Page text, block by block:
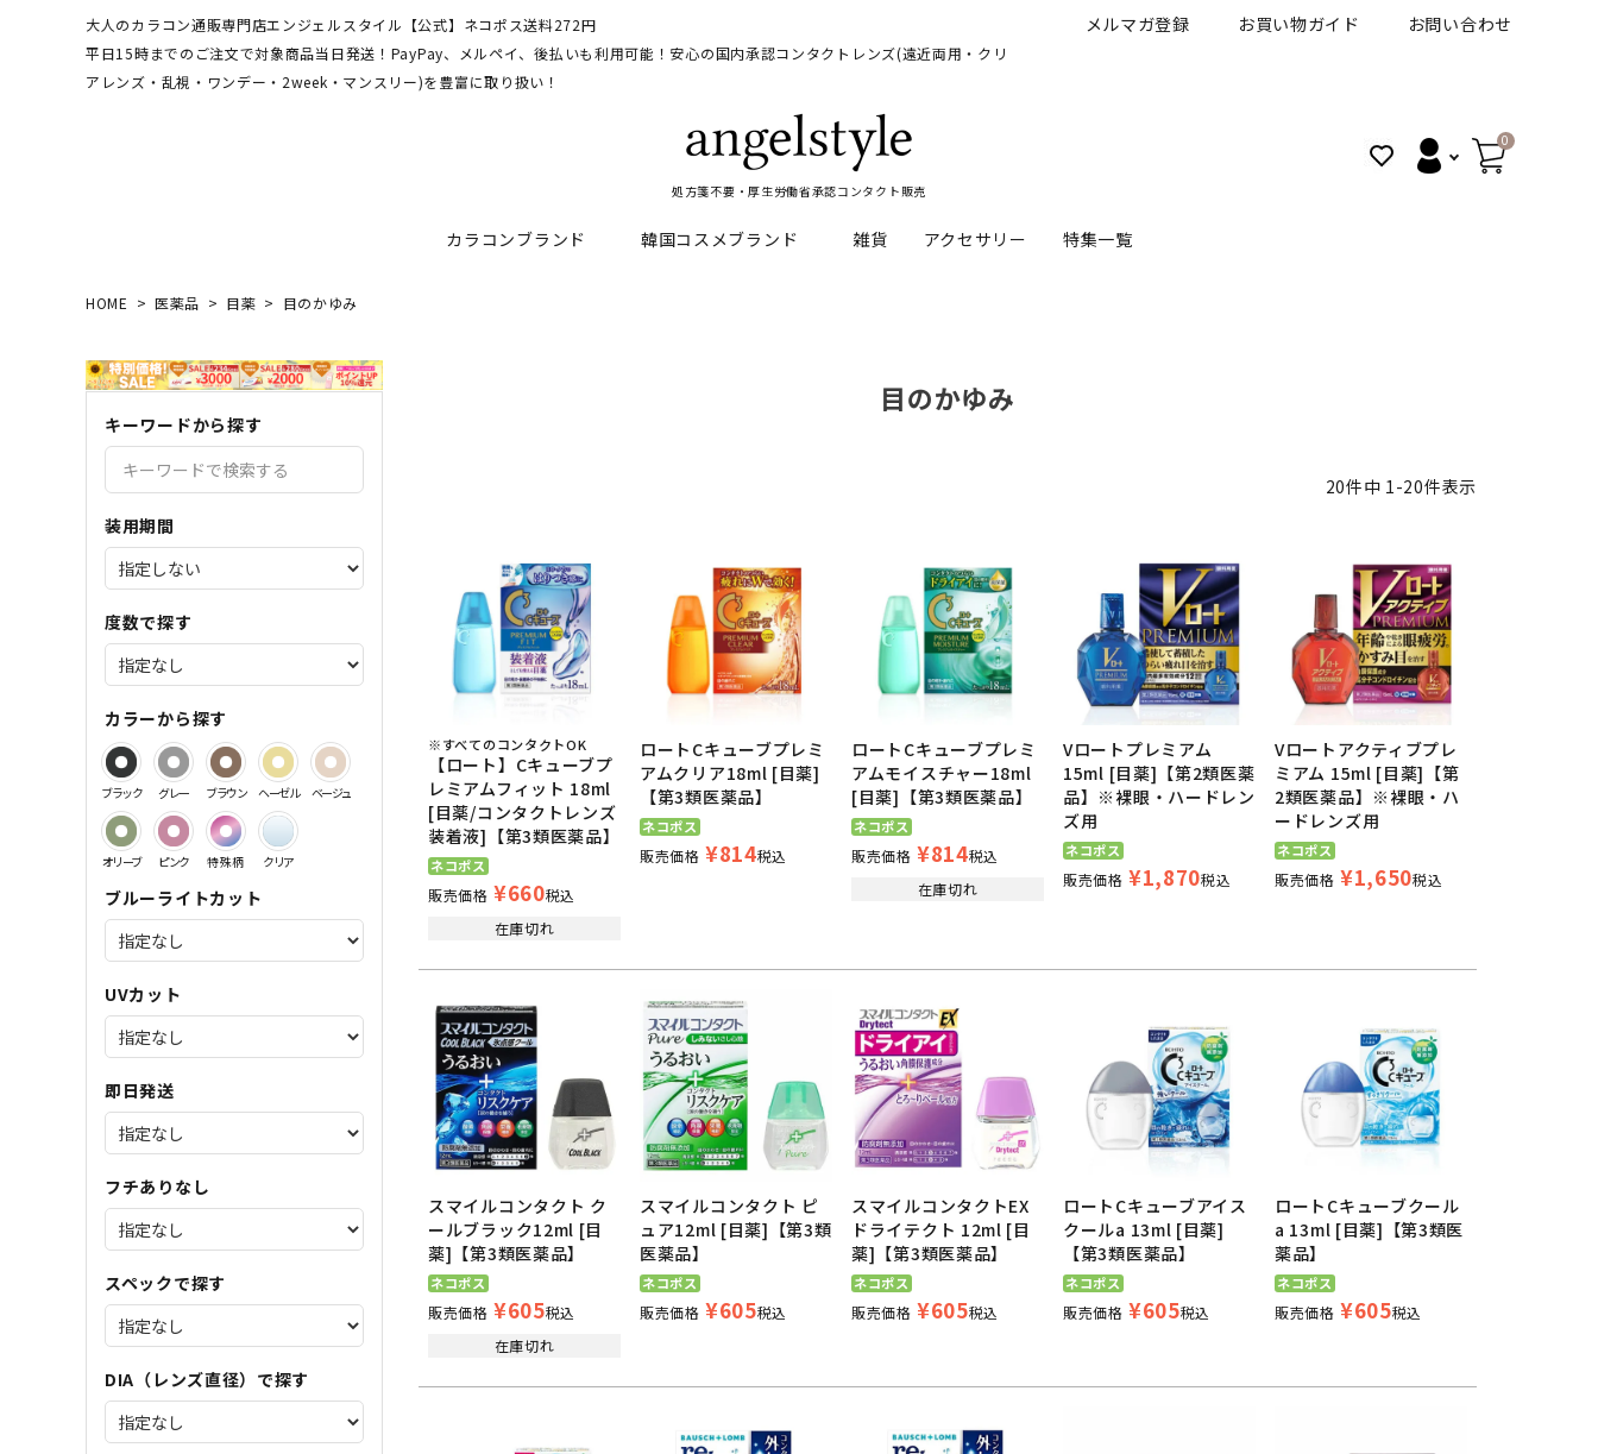
大人のカラコン通販専門店エンジェルスタイル【公式】ネコポス送料272円
平日15時までのご注文で対象商品当日発送！PayPay、メルペイ、後払いも利用可能！安心の国内承認コンタクトレンズ(遠近両用・クリ
アレンズ・乱視・ワンデー・2week・マンスリー)を豊富に取り扱い！
メルマガ登録 お買い物ガイド お問い合わせ
処方箋不要・厚生労働省承認コンタクト販売
0
カラコンブランド
ディファインモイスト
エバーカラーシリーズ
レヴィアワンマンス
韓国コスメブランド
3CE Dr.jart+
その他ブランドはこちら
雑貨 アクセサリー 特集一覧
乱視カラコン比較 UVカットカラコン
バレないカラコン ハロウィンカラコン特集
サンドイッチ製法特集
HOME 医薬品 目薬 目のかゆみ
キーワードから探す
装用期間
度数で探す
カラーから探す
ブラック グレー ブラウン ヘーゼル ベージュ
オリーブ ピンク 特殊柄 クリア
ブルーライトカット
UVカット
即日発送
フチありなし
スペックで探す
DIA（レンズ直径）で探す
目のかゆみ
20件中 1-20件表示
※すべてのコンタクトOK
【ロート】Cキューブプ
レミアムフィット 18ml
[目薬/コンタクトレンズ
装着液]【第3類医薬品】
ネコポス
販売価格 ¥660税込
在庫切れ
ロートCキューブプレミ
アムクリア18ml [目薬]
【第3類医薬品】
ネコポス
販売価格 ¥814税込
ロートCキューブプレミ
アムモイスチャー18ml
[目薬]【第3類医薬品】
ネコポス
販売価格 ¥814税込
在庫切れ
Vロートプレミアム
15ml [目薬]【第2類医薬
品】※裸眼・ハードレン
ズ用
ネコポス
販売価格 ¥1,870税込
Vロートアクティブプレ
ミアム 15ml [目薬]【第
2類医薬品】※裸眼・ハ
ードレンズ用
ネコポス
販売価格 ¥1,650税込
スマイルコンタクト ク
ールブラック12ml [目
薬]【第3類医薬品】
ネコポス
販売価格 ¥605税込
在庫切れ
スマイルコンタクト ピ
ュア12ml [目薬]【第3類
医薬品】
ネコポス
販売価格 ¥605税込
スマイルコンタクトEX
ドライテクト 12ml [目
薬]【第3類医薬品】
ネコポス
販売価格 ¥605税込
ロートCキューブアイス
クールa 13ml [目薬]
【第3類医薬品】
ネコポス
販売価格 ¥605税込
ロートCキューブクール
a 13ml [目薬]【第3類医
薬品】
ネコポス
販売価格 ¥605税込